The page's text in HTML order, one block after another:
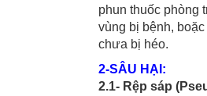
phun thuốc phòng
vùng bị bệnh,
chưa bị héo.
2-SÂU HẠI:
2.1- Rệp sáp